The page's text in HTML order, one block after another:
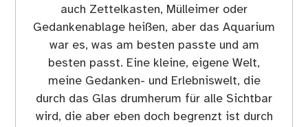
auch Zettelkasten, Mülleimer oder
Gedankenablage heißen, aber das Aquarium
war es, was am besten passte und am
besten passt. Eine kleine, eigene Welt,
meine Gedanken- und Erlebniswelt, die
durch das Glas drumherum für alle Sichtbar
wird, die aber eben doch begrenzt ist durch